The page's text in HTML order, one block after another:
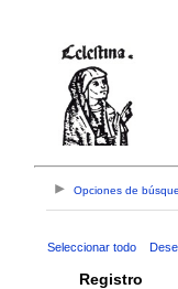
Opciones de
Seleccionar todo
Registro